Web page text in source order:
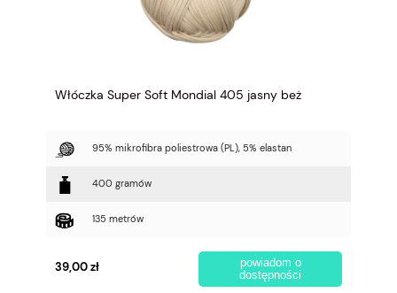
Włóczka Super Soft Mondial 405 jasny beż
95% mikrofibra poliestrowa (PL), 5% elastan
400 gramów
135 metrów
39,00 zł
powiadom o
dostępności